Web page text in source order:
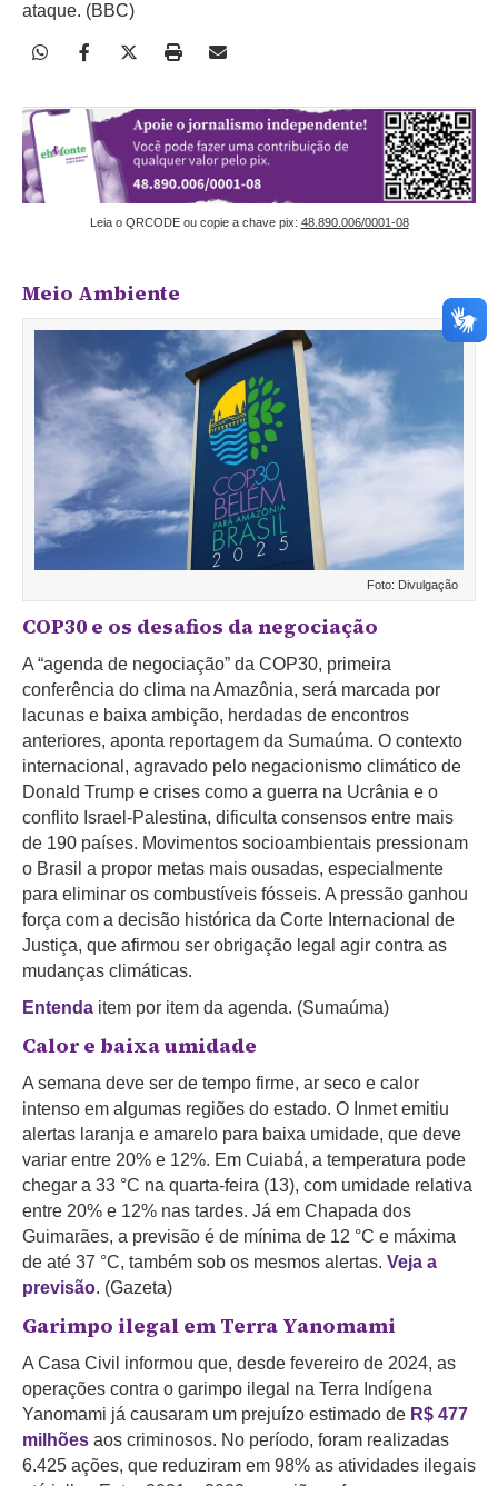
ataque. (BBC)
Leia o QRCODE ou copie a chave pix: 48.890.006/0001-08
Meio Ambiente
Foto: Divulgação
COP30 e os desafios da negociação
A “agenda de negociação” da COP30, primeira
conferência do clima na Amazônia, será marcada por
lacunas e baixa ambição, herdadas de encontros
anteriores, aponta reportagem da Sumaúma. O contexto
internacional, agravado pelo negacionismo climático de
Donald Trump e crises como a guerra na Ucrânia e o
conflito Israel-Palestina, dificulta consensos entre mais
de 190 países. Movimentos socioambientais pressionam
o Brasil a propor metas mais ousadas, especialmente
para eliminar os combustíveis fósseis. A pressão ganhou
força com a decisão histórica da Corte Internacional de
Justiça, que afirmou ser obrigação legal agir contra as
mudanças climáticas.
Entenda item por item da agenda. (Sumaúma)
Calor e baixa umidade
A semana deve ser de tempo firme, ar seco e calor
intenso em algumas regiões do estado. O Inmet emitiu
alertas laranja e amarelo para baixa umidade, que deve
variar entre 20% e 12%. Em Cuiabá, a temperatura pode
chegar a 33 °C na quarta-feira (13), com umidade relativa
entre 20% e 12% nas tardes. Já em Chapada dos
Guimarães, a previsão é de mínima de 12 °C e máxima
de até 37 °C, também sob os mesmos alertas. Veja a
previsão. (Gazeta)
Garimpo ilegal em Terra Yanomami
A Casa Civil informou que, desde fevereiro de 2024, as
operações contra o garimpo ilegal na Terra Indígena
Yanomami já causaram um prejuízo estimado de R$ 477
milhões aos criminosos. No período, foram realizadas
6.425 ações, que reduziram em 98% as atividades ilegais